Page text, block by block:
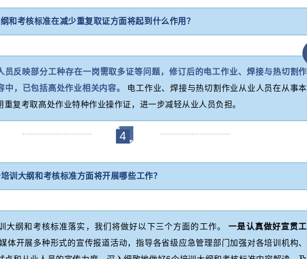
和考核标准在减少重复取证方面将起到什么作用？
员反映部分工种存在一岗需取多证等问题，修订后的电工作业、焊接与热切割作
中，已包括高处作业相关内容。 电工作业、焊接与热切割作业从业人员在从事本
重复考取高处作业特种作业操作证，进一步减轻从业人员负担。
4
训大纲和考核标准方面将开展哪些工作？
大纲和考核标准落实，我们将做好以下三个方面的工作。一是认真做好宣贯工
体开展多种形式的宣传报道活动，指导各省级应急管理部门加强对各培训机构、